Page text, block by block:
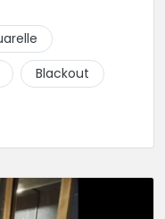
frère sera vous
comme le
pour le
Léa, Maureen,
normes. Il n'y a
ici pour
Blackout